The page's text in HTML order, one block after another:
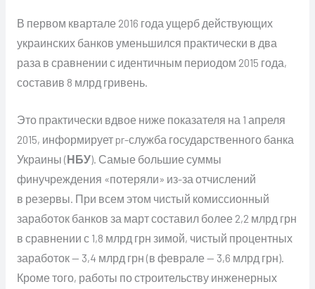
В первом квартале 2016 года ущерб действующих
украинских банков уменьшился практически в два
раза в сравнении с идентичным периодом 2015 года,
составив 8 млрд гривень.
Это практически вдвое ниже показателя на 1 апреля
2015, информирует pr-служба государственного банка
Украины (НБУ). Самые большие суммы
финучреждения «потеряли» из-за отчислений
в резервы. При всем этом чистый комиссионный
заработок банков за март составил более 2,2 млрд грн
в сравнении с 1,8 млрд грн зимой, чистый процентных
заработок — 3,4 млрд грн (в феврале — 3,6 млрд грн).
Кроме того, работы по строительству инженерных